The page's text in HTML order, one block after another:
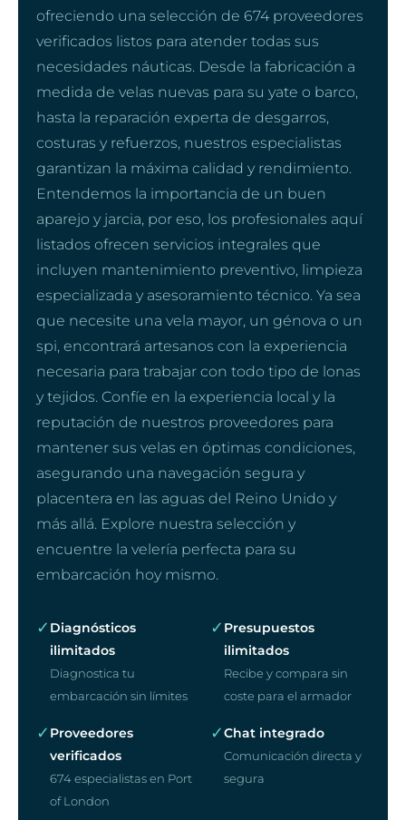
ofreciendo una selección de 674 proveedores
verificados listos para atender todas sus
necesidades náuticas. Desde la fabricación a
medida de velas nuevas para su yate o barco,
hasta la reparación experta de desgarros,
costuras y refuerzos, nuestros especialistas
garantizan la máxima calidad y rendimiento.
Entendemos la importancia de un buen
aparejo y jarcia, por eso, los profesionales aquí
listados ofrecen servicios integrales que
incluyen mantenimiento preventivo, limpieza
especializada y asesoramiento técnico. Ya sea
que necesite una vela mayor, un génova o un
spi, encontrará artesanos con la experiencia
necesaria para trabajar con todo tipo de lonas
y tejidos. Confíe en la experiencia local y la
reputación de nuestros proveedores para
mantener sus velas en óptimas condiciones,
asegurando una navegación segura y
placentera en las aguas del Reino Unido y
más allá. Explore nuestra selección y
encuentre la velería perfecta para su
embarcación hoy mismo.
✓ Diagnósticos
ilimitados
Diagnostica tu
embarcación sin límites
✓ Presupuestos
ilimitados
Recibe y compara sin
coste para el armador
✓ Proveedores
verificados
674 especialistas en Port
of London
✓Chat integrado
Comunicación directa y
segura